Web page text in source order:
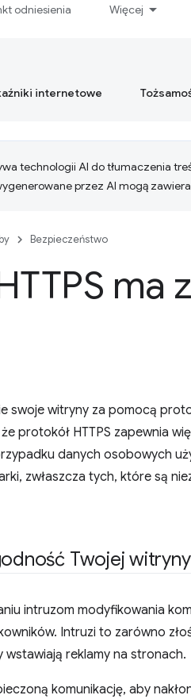
odniesienia Więcej
internetowe
technologii AI do tłumaczenia
przez AI mogą
Bezpieczeństwo
ma
swoje witryny za pomocą
protokół HTTPS zapewnia
danych osobowych
zwłaszcza tych, które są
Twojej witryny
intruzom modyfikowania
Intruzi to zarówno
reklamy na stronach.
komunikację, aby